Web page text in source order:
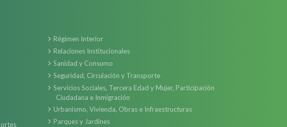
Régimen Interior
Relaciones Institucionales
Sanidad y Consumo
Seguridad, Circulación y Transporte
Servicios Sociales, Tercera Edad y Mujer, Participación
Ciudadana e Inmigración
Urbanismo, Vivienda, Obras e Infraestructuras
Parques y Jardines